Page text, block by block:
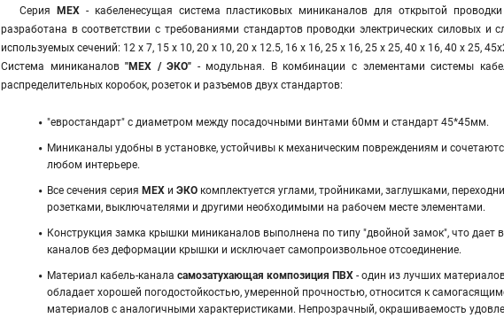
Серия МЕХ- кабеленесущая система пластиковых миниканалов для открытой
разработана в соответствии с требованиями стандартов проводки электрических силовых
используемых сечений: 12 х 7, 15 х 10, 20 х 10, 20 х 12.5, 16 х 16, 25 х 16, 25 х 25, 40 х 16, 40 х 25,
Система миниканалов"МЕХ / ЭКО" - модульная. В комбинации с элементами системы
распределительных коробок, розеток и разъемов двух стандартов:
"евростандарт" с диаметром между посадочными винтами 60мм и стандарт 45*45мм.
Миниканалы удобны в установке, устойчивы к механическим повреждениям и
любом интерьере.
Все сечения серия МЕХ и ЭКО комплектуется углами, тройниками, заглушками,
розетками, выключателями и другими необходимыми на рабочем месте элементами.
Конструкция замка крышки миниканалов выполнена по типу "двойной замок", что
каналов без деформации крышки и исключает самопроизвольное отсоединение.
Материал кабель-канала самозатухающая композиция ПВХ - один из лучших
обладает хорошей погодостойкостью, умеренной прочностью, относится к
материалов с аналогичными характеристиками. Непрозрачный, окрашиваемость